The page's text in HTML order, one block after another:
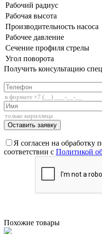
Рабочий радиус
Рабочая высота
Производительность насоса
Рабочее давление
Сечение профиля стрелы
Угол поворота
Получить консультацию
Я согласен на обработку
соответствии с Политикой
Похожие товары